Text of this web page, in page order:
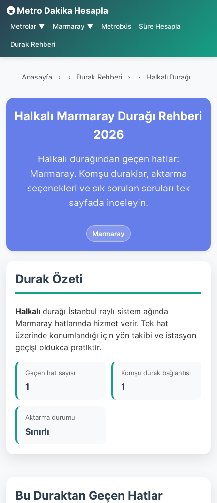
🚇 Metro Dakika Hesapla
Metrolar ▼ Marmaray ▼ Metrobüs Süre Hesapla
Durak Rehberi
Anasayfa › Durak Rehberi › Halkalı Durağı
Halkalı Marmaray Durağı Rehberi
2026
Halkalı durağından geçen hatlar:
Marmaray. Komşu duraklar, aktarma
seçenekleri ve sık sorulan soruları tek
sayfada inceleyin.
Marmaray
Durak Özeti
Halkalıdurağı İstanbul raylı sistem ağında
Marmaray hatlarında hizmet verir. Tek hat
üzerinde konumlandığı için yön takibi ve istasyon
geçişi oldukça pratiktir.
Geçen hat sayısı
1
Komşu durak bağlantısı
1
Aktarma durumu
Sınırlı
Bu Duraktan Geçen Hatlar